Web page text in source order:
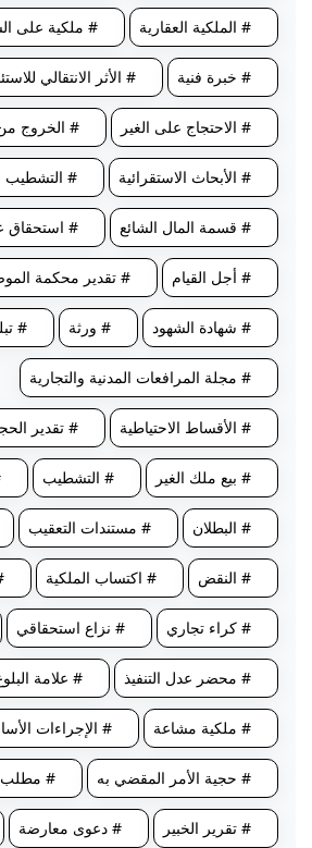
# الملكية العقارية # ملكية على
# خبرة فنية # الأثر الانتقالي
# الاحتجاج على الغير # الخروج من
# الأبحاث الاستقرائية # التشطيب
# قسمة المال الشائع # استحقاق
# أجل القيام # تقدير محكمة
# شهادة الشهود # ورثة #
# مجلة المرافعات المدنية والتجارية
# الأقساط الاحتياطية # تقدير
# بيع ملك الغير # التشطيب
# البطلان # مستندات التعقيب
# النقض # اكتساب الملكية
# كراء تجاري # نزاع استحقاقي
# محضر عدل التنفيذ # علامة
# ملكية مشاعة # الإجراءات
# حجية الأمر المقضي به # مطلب
# تقرير الخبير # دعوى معارضة